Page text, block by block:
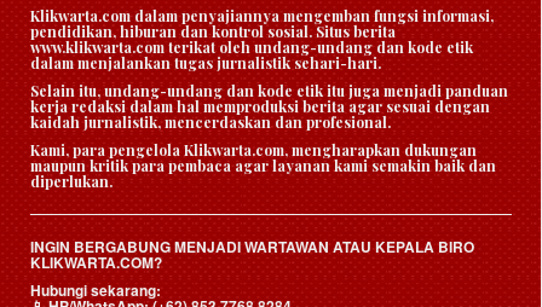
Klikwarta.com dalam penyajiannya mengemban fungsi informasi,
pendidikan, hiburan dan kontrol sosial. Situs berita
www.klikwarta.com terikat oleh undang-undang dan kode etik
dalam menjalankan tugas jurnalistik sehari-hari.
Selain itu, undang-undang dan kode etik itu juga menjadi panduan
kerja redaksi dalam hal memproduksi berita agar sesuai dengan
kaidah jurnalistik, mencerdaskan dan profesional.
Kami, para pengelola Klikwarta.com, mengharapkan dukungan
maupun kritik para pembaca agar layanan kami semakin baik dan
diperlukan.
INGIN BERGABUNG MENJADI WARTAWAN ATAU KEPALA BIRO
KLIKWARTA.COM?
Hubungi sekarang: